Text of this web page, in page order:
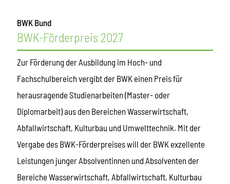
BWK Bund
BWK-Förderpreis 2027
Zur Förderung der Ausbildung im Hoch- und
Fachschulbereich vergibt der BWK einen Preis für
herausragende Studienarbeiten (Master- oder
Diplomarbeit) aus den Bereichen Wasserwirtschaft,
Abfallwirtschaft, Kulturbau und Umwelttechnik. Mit der
Vergabe des BWK-Förderpreises will der BWK exzellente
Leistungen junger Absolventinnen und Absolventen der
Bereiche Wasserwirtschaft, Abfallwirtschaft, Kulturbau